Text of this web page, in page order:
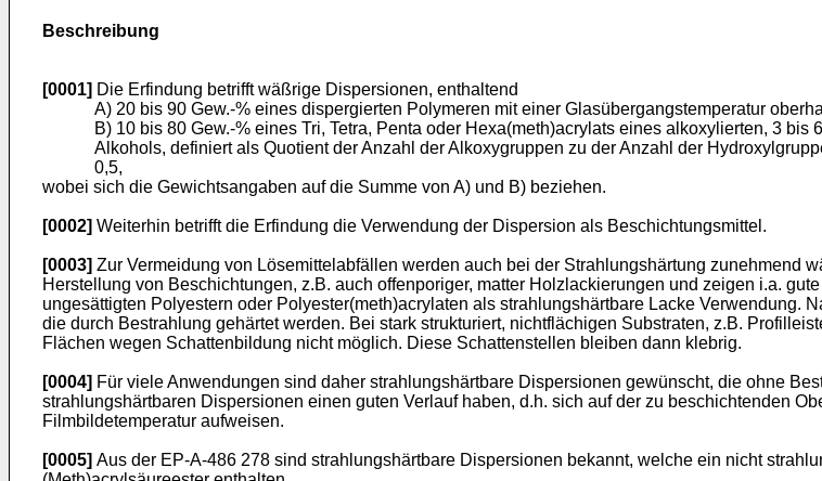
Beschreibung
[0001] Die Erfindung betrifft wäßrige Dispersionen, enthaltend
A) 20 bis 90 Gew.-% eines dispergierten Polymeren mit einer Glasübergangstemperatur
B) 10 bis 80 Gew.-% eines Tri, Tetra, Penta oder Hexa(meth)acrylats eines alkoxylierten, 3
Alkohols, definiert als Quotient der Anzahl der Alkoxygruppen zu der Anzahl der
0,5,
wobei sich die Gewichtsangaben auf die Summe von A) und B) beziehen.
[0002] Weiterhin betrifft die Erfindung die Verwendung der Dispersion als Beschichtungsmittel.
[0003] Zur Vermeidung von Lösemittelabfällen werden auch bei der Strahlungshärtung zunehmend
Herstellung von Beschichtungen, z.B. auch offenporiger, matter Holzlackierungen und zeigen i.a.
ungesättigten Polyestern oder Polyester(meth)acrylaten als strahlungshärtbare Lacke Verwendung.
die durch Bestrahlung gehärtet werden. Bei stark strukturiert, nichtflächigen Substraten, z.B.
Flächen wegen Schattenbildung nicht möglich. Diese Schattenstellen bleiben dann klebrig.
[0004] Für viele Anwendungen sind daher strahlungshärtbare Dispersionen gewünscht, die ohne
strahlungshärtbaren Dispersionen einen guten Verlauf haben, d.h. sich auf der zu beschichtenden
Filmbildetemperatur aufweisen.
[0005] Aus der EP-A-486 278 sind strahlungshärtbare Dispersionen bekannt, welche ein nicht